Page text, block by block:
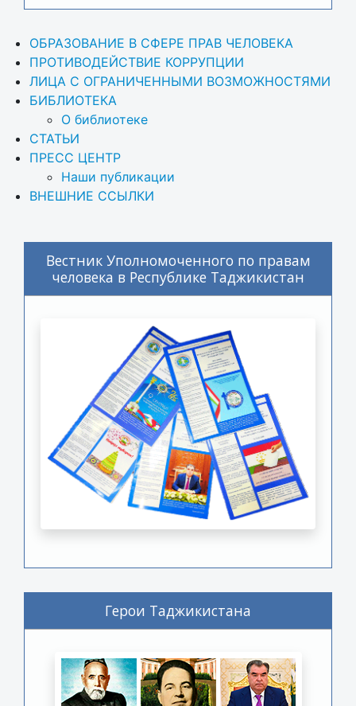
ОБРАЗОВАНИЕ В СФЕРЕ ПРАВ ЧЕЛОВЕКА
ПРОТИВОДЕЙСТВИЕ КОРРУПЦИИ
ЛИЦА С ОГРАНИЧЕННЫМИ ВОЗМОЖНОСТЯМИ
БИБЛИОТЕКА
О библиотеке
СТАТЬИ
ПРЕСС ЦЕНТР
Наши публикации
ВНЕШНИЕ ССЫЛКИ
Вестник Уполномоченного по правам
человека в Республике Таджикистан
Герои Таджикистана